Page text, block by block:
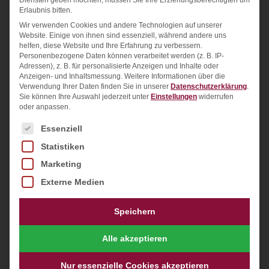
Geschäftspartnerschaften zwischen Deutschland
und Osteuropa. Wir verfügen über umfangreiche
Erfahrung und ein tiefes Verständnis der
Geschäftskulturen in dieser Region, und können
Ihnen helfen, Ihre Ziele in einer sicheren und
effizienten Art und Weise zu erreichen.
Projektmanagern und Branchenexperten, die alle
eine gemeinsame Leidenschaft für den Aufbau
erfolgreicher Geschäftspartnerschaften zwischen
Deutschland und Osteuropa teilen
eng mit unseren Kunden zusammen, um
sicherzustellen, dass wir ihre Bedürfnisse
Erlaubnis bitten.
Wir verwenden Cookies und andere Technologien auf unserer
Website. Einige von ihnen sind essenziell, während andere uns
helfen, diese Website und Ihre Erfahrung zu verbessern.
Personenbezogene Daten können verarbeitet werden (z. B. IP-
Adressen), z. B. für personalisierte Anzeigen und Inhalte oder
Anzeigen- und Inhaltsmessung. Weitere Informationen über die
Verwendung Ihrer Daten finden Sie in unserer Datenschutzerklärung.
Sie können Ihre Auswahl jederzeit unter Einstellungen widerrufen
oder anpassen.
Es folgt eine Liste der Service-Gruppen, für die
Essenziell
Statistiken
Marketing
Externe Medien
Speichern
Alle akzeptieren
Nur essenzielle Cookies akzeptieren